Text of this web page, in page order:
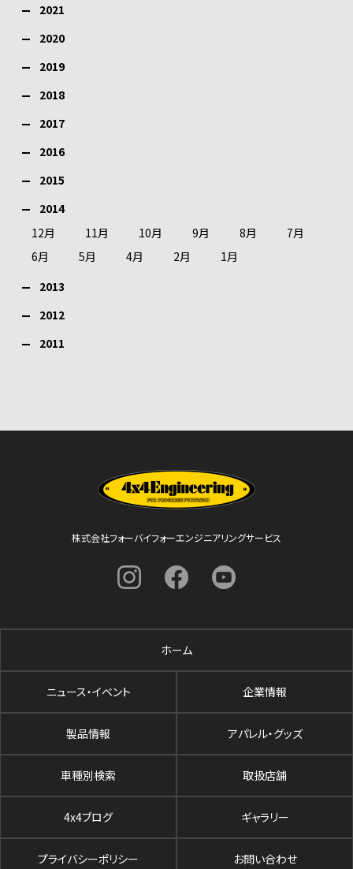
2021
2020
2019
2018
2017
2016
2015
2014
12月
11月 10月 9月 8月
7月
6月
5月 4月 2月
1月
2013
2012
2011
株式会社フォーバイフォーエンジニアリングサービス
ホーム
ニュース・イベント 企業情報
製品情報 アパレル・グッズ
車種別検索 取扱店舗
4x4ブログ ギャラリー
プライバシーポリシー お問い合わせ